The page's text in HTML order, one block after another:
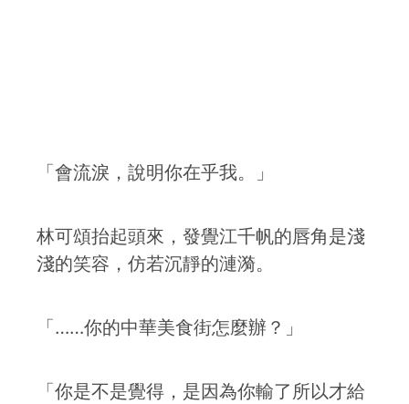
「會流淚，說明你在乎我。」
林可頌抬起頭來，發覺江千帆的唇角是淺
淺的笑容，仿若沉靜的漣漪。
「……你的中華美食街怎麼辦？」
「你是不是覺得，是因為你輸了所以才給